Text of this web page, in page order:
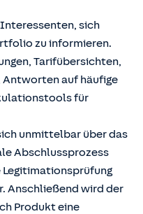
sich
zu informieren.
Tarifübersichten,
Antworten auf häufige
für
unmittelbar über das
Abschlussprozess
Anschließend wird der
Produkt eine